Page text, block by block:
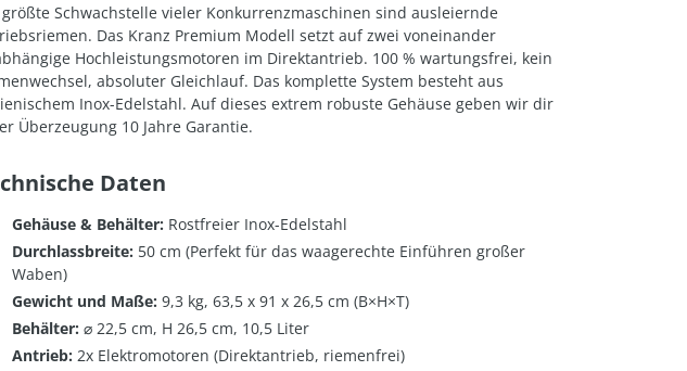
größte Schwachstelle vieler Konkurrenzmaschinen sind ausleiernde
Das Kranz Premium Modell setzt auf zwei voneinander
Hochleistungsmotoren im Direktantrieb. 100 % wartungsfrei, kein
absoluter Gleichlauf. Das komplette System besteht aus
Inox-Edelstahl. Auf dieses extrem robuste Gehäuse geben wir dir
Überzeugung 10 Jahre Garantie.
Daten
Gehäuse & Behälter: Rostfreier Inox-Edelstahl
Durchlassbreite: 50 cm (Perfekt für das waagerechte Einführen großer
Waben)
Gewicht und Maße: 9,3 kg, 63,5 x 91 x 26,5 cm (B×H×T)
Behälter: ⌀ 22,5 cm, H 26,5 cm, 10,5 Liter
Antrieb: 2x Elektromotoren (Direktantrieb, riemenfrei)